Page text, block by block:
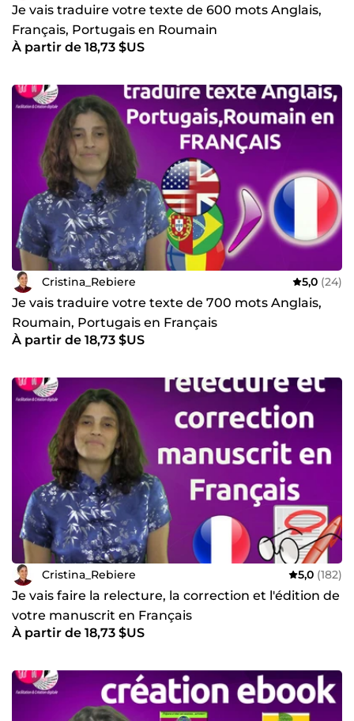
internationale. Elle assure la gestion opérationnelle de
plusieurs projets de coopération. Elle assure l'actualisation
du site internet de la Délégation Académique aux
Relations Internationales et à la Coopération. La pédagogie
l'efficacité. Domaines de compétence: management de
projet, voyage, marketing social de contenu, team
building, formation initiale et continue, expertise en fonds
européens, budgétisation, planification, productivité et
stratégie, coaching, ingénierie financière, webmestre,
statistiques, procédures, web intégration, conception
graphique, communication, conception et construction de
parcs d'aventure
Je vais traduire votre texte de 600 mots Anglais,
Français, Portugais en Roumain
À partir de 18,73 $US
Cristina_Rebiere 5,0 (24)
Je vais traduire votre texte de 700 mots Anglais,
Roumain, Portugais en Français
À partir de 18,73 $US
Cristina_Rebiere 5,0 (182)
Je vais faire la relecture, la correction et l'édition de
votre manuscrit en Français
À partir de 18,73 $US